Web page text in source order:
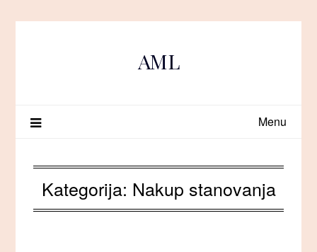
AML
Menu
Kategorija: Nakup stanovanja